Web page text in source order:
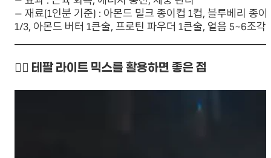
– 재료(1인분 기준) : 아몬드 밀크 종이컵 1컵, 블루베리 종
1/3, 아몬드 버터 1큰술, 프로틴 파우더 1큰술, 얼음 5~6조각
👉🏻 테팔 라이트 믹스를 활용하면 좋은 점